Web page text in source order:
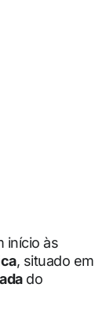
início às
, situado em
do